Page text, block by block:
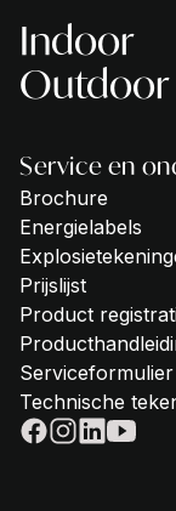
Indoor
Outdoor
Service en
Brochure
Energielabels
Prijslijst
Product
Serviceformulier
Technische